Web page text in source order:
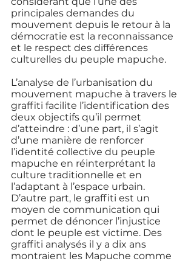
principales demandes du
mouvement depuis le retour à la
démocratie est la reconnaissance
et le respect des différences
culturelles du peuple mapuche.
L’analyse de l’urbanisation du
mouvement mapuche à travers le
graffiti facilite l’identification des
deux objectifs qu’il permet
d’atteindre : d’une part, il s’agit
d’une manière de renforcer
l’identité collective du peuple
mapuche en réinterprétant la
culture traditionnelle et en
l’adaptant à l’espace urbain.
D’autre part, le graffiti est un
moyen de communication qui
permet de dénoncer l’injustice
dont le peuple est victime. Des
graffiti analysés il y a dix ans
montraient les Mapuche comme